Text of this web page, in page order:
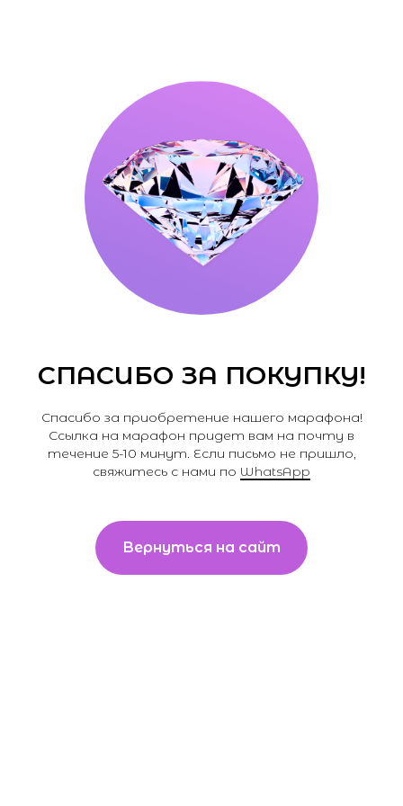
СПАСИБО ЗА ПОКУПКУ!
Спасибо за приобретение нашего марафона!
Ссылка на марафон придет вам на почту в
течение 5-10 минут. Если письмо не пришло,
свяжитесь с нами по WhatsApp
Вернуться на сайт